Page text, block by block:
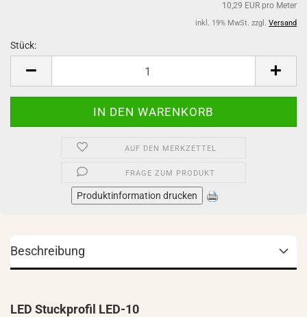
10,29 EUR pro Meter
inkl. 19% MwSt. zzgl. Versand
Stück:
AUF DEN MERKZETTEL
FRAGE ZUM PRODUKT
Produktinformation drucken
Beschreibung
LED Stuckprofil LED-10